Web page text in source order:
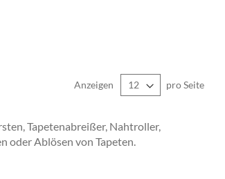
Anzeigen pro Seite
Tapetenabreißer, Nahtroller,
oder Ablösen von Tapeten.